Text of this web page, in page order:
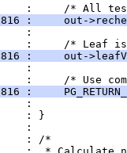
:     /* All
:     out-
:
:     /* Leaf
:     out-
:
:     /* Use
:
:
: }
:
: /*